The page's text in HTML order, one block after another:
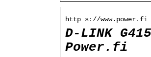
http s://
D-LINK
Power.fi